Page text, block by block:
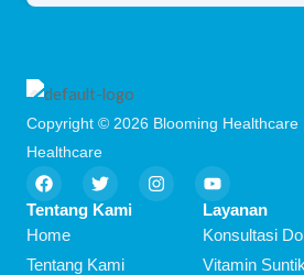
Copyright © 2026 Blooming Healthcare
Healthcare
F
a
c
b
o
T
w
i
e
I
n
s
Y
o
u
t
u
b
Tentang Kami
Home
Tentang Kami
Layanan
Konsultasi
Vitamin